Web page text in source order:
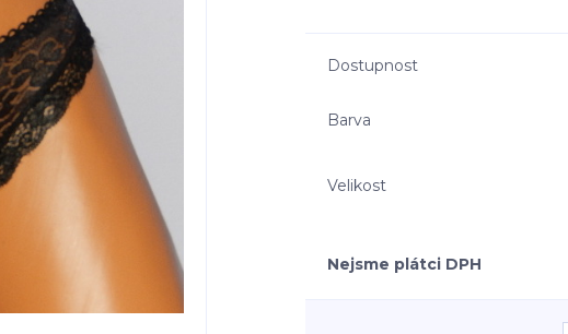
Dostupnost
Barva
Velikost
Nejsme plátci DPH